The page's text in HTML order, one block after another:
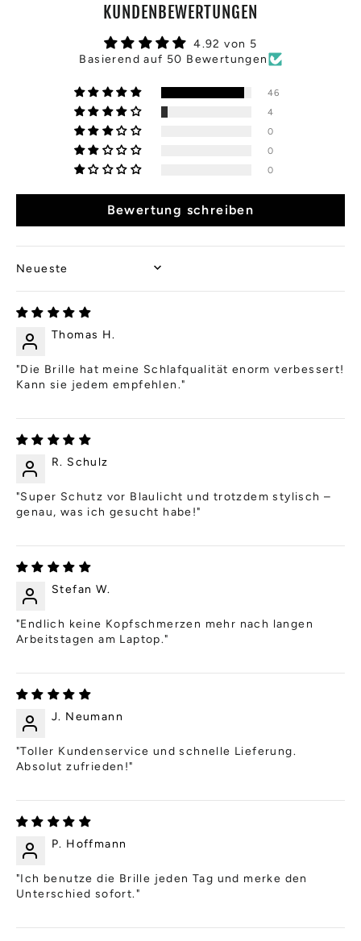
KUNDENBEWERTUNGEN
4.92 von 5
Basierend auf 50 Bewertungen
46
4
0
0
0
Bewertung schreiben
SORT BY
Thomas H.
"Die Brille hat meine Schlafqualität enorm verbessert!
Kann sie jedem empfehlen."
R. Schulz
"Super Schutz vor Blaulicht und trotzdem stylisch –
genau, was ich gesucht habe!"
Stefan W.
"Endlich keine Kopfschmerzen mehr nach langen
Arbeitstagen am Laptop."
J. Neumann
"Toller Kundenservice und schnelle Lieferung.
Absolut zufrieden!"
P. Hoffmann
"Ich benutze die Brille jeden Tag und merke den
Unterschied sofort."